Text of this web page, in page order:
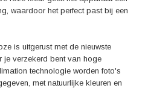
waardoor het perfect past bij een
is uitgerust met de nieuwste
je verzekerd bent van hoge
technologie worden foto's
met natuurlijke kleuren en